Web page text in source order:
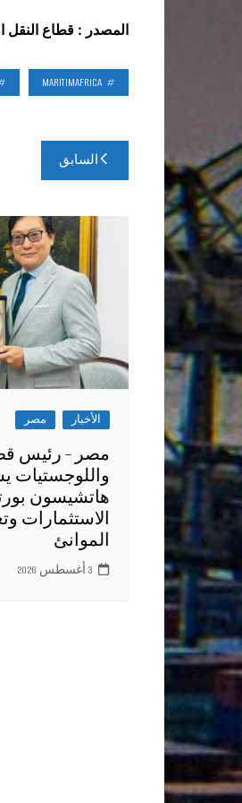
المصدر : قطاع النقل
MARITIMAFRICA
تصفّح
المقالات
السابق
الأخبار مصر
مصر – رئيس
واللوجستيات
هاتشيسون
الاستثمارات
الموانئ
3 أغسطس 2026